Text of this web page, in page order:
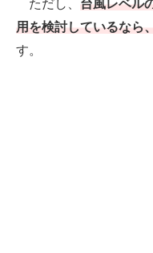
ただし、 台風レベル
用を検討しているなら
す。